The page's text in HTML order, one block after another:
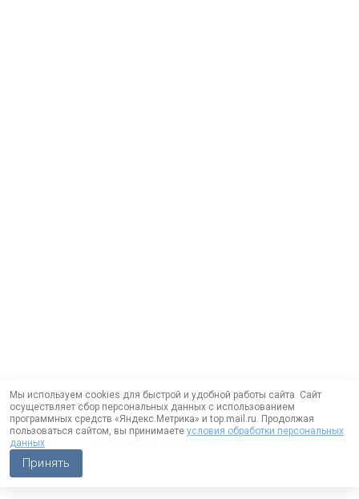
Мы используем cookies для быстрой и удобной работы сайта. Сайт
осуществляет сбор персональных данных с использованием
программных средств «Яндекс.Метрика» и top.mail.ru. Продолжая
пользоваться сайтом, вы принимаете условия обработки персональных
данных
Принять